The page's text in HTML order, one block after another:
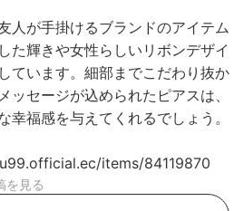
人が手掛けるブランドのアイテム
た輝きや女性らしいリボンデザイ
ています。細部までこだわり抜か
ッセージが込められたピアスは、
幸福感を与えてくれるでしょう。
items/84119870
を見る